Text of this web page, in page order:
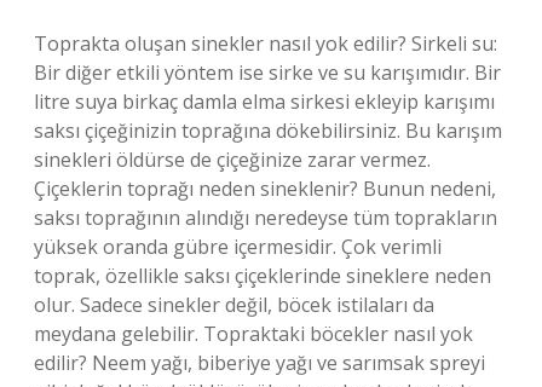
Toprakta oluşan sinekler nasıl yok edilir? Sirkeli su:
Bir diğer etkili yöntem ise sirke ve su karışımıdır. Bir
litre suya birkaç damla elma sirkesi ekleyip karışımı
saksı çiçeğinizin toprağına dökebilirsiniz. Bu karışım
sinekleri öldürse de çiçeğinize zarar vermez.
Çiçeklerin toprağı neden sineklenir? Bunun nedeni,
saksı toprağının alındığı neredeyse tüm toprakların
yüksek oranda gübre içermesidir. Çok verimli
toprak, özellikle saksı çiçeklerinde sineklere neden
olur. Sadece sinekler değil, böcek istilaları da
meydana gelebilir. Topraktaki böcekler nasıl yok
edilir? Neem yağı, biberiye yağı ve sarımsak spreyi